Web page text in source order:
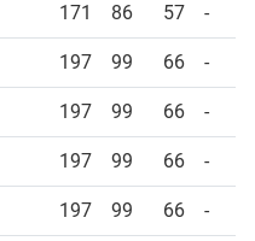
171 86 57 -
197 99 66 -
197 99 66 -
197 99 66 -
197 99 66 -